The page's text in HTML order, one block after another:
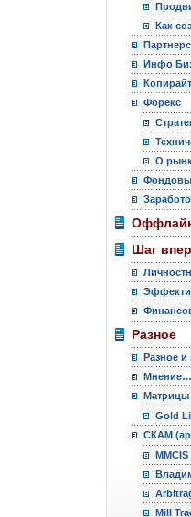
Как
Инфо
Форекс
О
Шаг
Разное
Разное и
Мнение…
Матрицы
Gold
СКАМ
Mill